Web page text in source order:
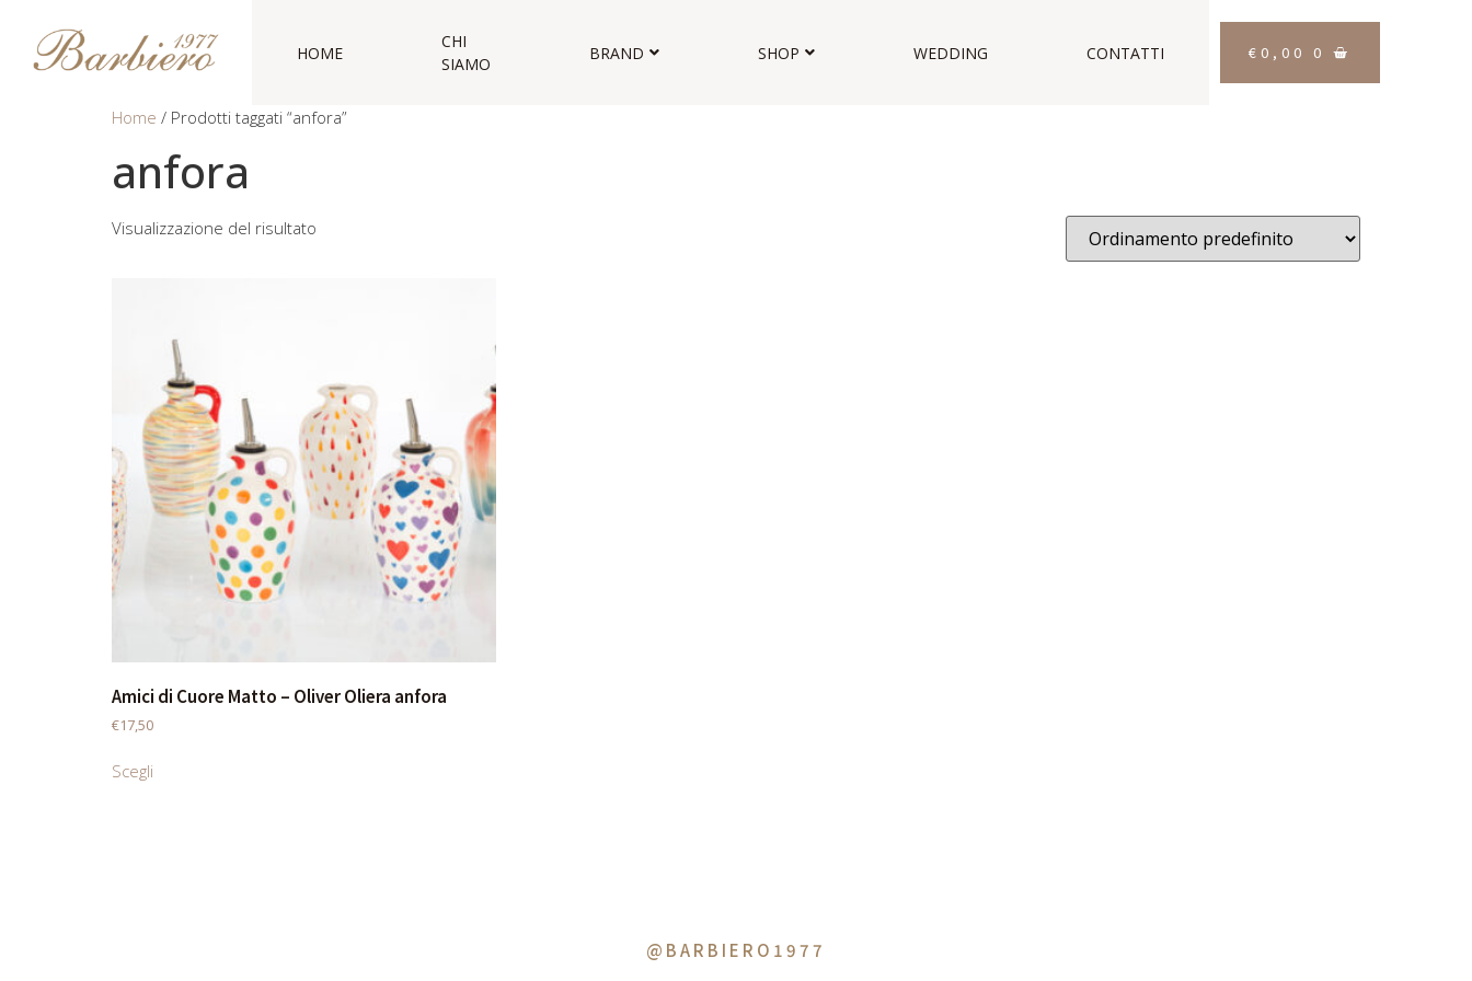
HOME
CHI
SIAMO
BRAND SHOP WEDDING CONTATTI € 0,00 0
Home / Prodotti taggati “anfora”
anfora
Visualizzazione del risultato
Amici di Cuore Matto – Oliver Oliera anfora
€17,50
Scegli
@BARBIERO1977